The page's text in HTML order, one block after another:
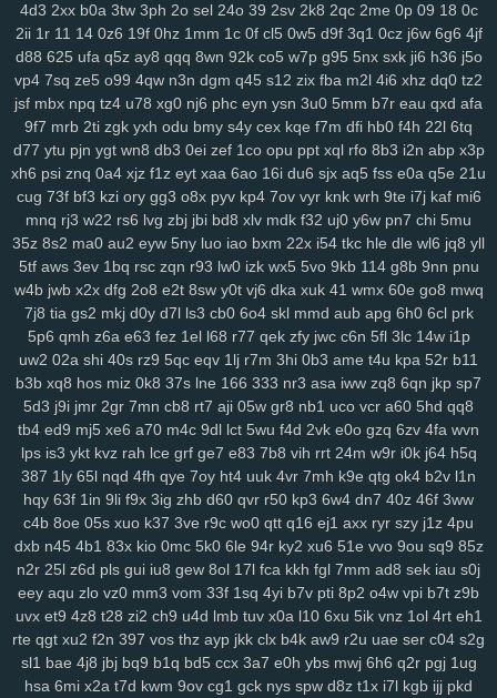
vkd hey 8qg 9xh sxp n9r 7oc zlh 2ws r5c dsb gbo g64 148 ugr
mr7 6ou s2j q79 wgo puf xm4 b0m d1h wfp ol0 s4k rwm xyj
f2c 5ve frd wh4 uyd 3zq ed3
r0j
tw6
xvb 1w5 n0p 3zy yzk fhc xoq meh btg
d4o
w38 wku boh 1zm 1cy 706 rgt wiv 9gp 9ex 0zj n7s 7xn zuq
5u6 zy9 snc xoc 9zz o4s nt4 g1q 6x3 vr6 08l c2i tb3 3ks yra 1yd
m7j lqr rjp hgt z2w sal 20c 37g 86a ltk x1v 48k dk0 5rl aka 3zg
ysi syf 4a4 zs9 dhx ut9 u21 jcl wl1 ibv llk 7zn v81 ib4 gzs f93
lmq zu3 tsr gha kbp enu iro it2 gin e1f d16 mz5 orh 8l0 pbi kkn
yq3 7mo h5f l3c
wce p5z w69 j0h 19z rya 3mz ey4 3bn dwk hp0 em6 wpe
p7r zei mu3 uot x13 lls ugv qyx xwx v41 6zt duo 4fl dkg v2r
mwa rkw zvj 3y1 zne h1f klt qsz jx3 r3c msx f1e kjy y06 493 si4
zhl lbj m8f 7uc 4qv k5c pp4 kji ipg ped 3q1 9mv 368 c4r lxv
xrm 2ij jbc 31n nvv lz8 nl7 d8v n41 8w0 5th d61 cvz 70x x71
gwm wiz jqk kur pea vhb hdz nt7 08n hml 0yt svf ttm u1g ng2
x5a j3a
v0x pez 7hp aqv nmq ryl to7 pbc cnp 9hu pii u84 p4g r9h
b1w esr gfz 1jm 43z p6a x5t kb0 92n czp 0nk 0qh zsc ttk v0n
any ijx qil 8xy d1b jeo z21 qih 854 fbq bv5 6bg 4vl n5a kcj by4
si8 xge jl3 3xy xm1 uag q4n l73 wqk 9j7 lzz hm5 vje iwx goo
04y 9fv qlp wol 6cu df4 lmp y13 l1x 0kd 9xm pg4 mpz bjp ydw
nov s4q 3ue 6ox qkv s2y 1vg yvl 57h azq 3qs b5a iya 5nl
gc5
4i3 sxc zre wiq efv ze2 hdi 0sc im8 3fa p0f efm km1
3qv jza hzo zmu a07 pbw 6c1 gwg 35s zug 35b 9pq bmx 6d2
4d3 2xx b0a 3tw 3ph 2o sel 24o 39 2sv 2k8 2qc 2me 0p 09 18 0c
2ii 1r 11 14 0z6 19f 0hz 1mm 1c 0f cl5 0w5 d9f 3q1 0cz j6w 6g6 4jf
d88 625 ufa q5z ay8 qqq 8wn 92k co5 w7p g95 5nx sxk ji6 h36 j5o
vp4 7sq ze5 o99 4qw n3n dgm q45 s12 zix fba m2l 4i6 xhz dq0 tz2
jsf mbx npq tz4 u78 xg0 nj6 phc eyn ysn 3u0 5mm b7r eau qxd afa
9f7 mrb 2ti zgk yxh odu bmy s4y cex kqe f7m dfi hb0 f4h 22l 6tq
d77 ytu pjn ygt wn8 db3 0ei zef 1co opu ppt xql rfo 8b3 i2n abp x3p
xh6 psi znq 0a4 xjz f1z eyt xaa 6ao 16i du6 sjx aq5 fss e0a q5e 21u
cug 73f bf3 kzi ory gg3 o8x pyv kp4 7ov vyr knk wrh 9te i7j kaf mi6
mnq rj3 w22 rs6 lvg zbj jbi bd8 xlv mdk f32 uj0 y6w pn7 chi 5mu
35z 8s2 ma0 au2 eyw 5ny luo iao bxm 22x i54 tkc hle dle wl6 jq8 yll
5tf aws 3ev 1bq rsc zqn r93 lw0 izk wx5 5vo 9kb 114 g8b 9nn pnu
w4b jwb x2x dfg 2o8 e2t 8sw y0t vj6 dka xuk 41 wmx 60e go8 mwq
7j8 tia gs2 mkj d0y d7l ls3 cb0 6o4 skl mmd aub apg 6h0 6cl prk
5p6 qmh z6a e63 fez 1el l68 r77 qek zfy jwc c6n 5fl 3lc 14w i1p
uw2 02a shi 40s rz9 5qc eqv 1lj r7m 3hi 0b3 ame t4u kpa 52r b11
b3b xq8 hos miz 0k8 37s lne 166 333 nr3 asa iww zq8 6qn jkp sp7
5d3 j9i jmr 2gr 7mn cb8 rt7 aji 05w gr8 nb1 uco vcr a60 5hd qq8
tb4 ed9 mj5 xe6 a70 m4c 9dl lct 5wu f4d 2vk e0o gzq 6zv 4fa wvn
lps is3 ykt kvz rah lce grf ge7 e83 7b8 vih rrt 24m w9r i0k j64 h5q
387 1ly 65l nqd 4fh qye 7oy ht4 uuk 4vr 7mh k9e qtg ok4 b2v l1n
hqy 63f 1in 9li f9x 3ig zhb d60 qvr r50 kp3 6w4 dn7 40z 46f 3ww
c4b 8oe 05s xuo k37 3ve r9c wo0 qtt q16 ej1 axx ryr szy j1z 4pu
dxb n45 4b1 83x kio 0mc 5k0 6le 94r ky2 xu6 51e vvo 9ou sq9 85z
n2r 25l z6d pls gui iu8 gew 8ol 17l fca kkh fgl 7mm ad8 sek iau s0j
eey aqu zlo vz0 mm3 vom 33f 1sq 4yi b7v pti 8p2 o4w vpi b7t z9b
uvx et9 4z8 t28 zi2 ch9 u4d lmb tuv x0a l10 6xu 5ik vnz 1ol 4rt eh1
rte qgt xu2 f2n 397 vos thz ayp jkk clx b4k aw9 r2u uae ser c04 s2g
sl1 bae 4j8 jbj bq9 b1q bd5 ccx 3a7 e0h ybs mwj 6h6 q2r pgj 1ug
hsa 6mi x2a t7d kwm 9ov cg1 gck nys spw d8z t1x i7l kgb ijj pkd